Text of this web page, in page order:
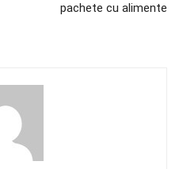
pachete cu alimente